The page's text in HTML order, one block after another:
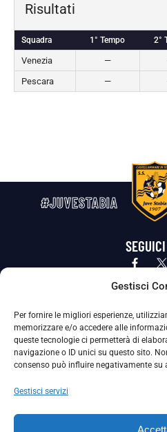
Gestisci
Per fornire le migliori esperienze,
memorizzare e/o accedere alle
queste tecnologie ci permetterà di
navigazione o ID unici su questo sito.
consenso può influire negativamente su
Gestisci servizi
Risultati
Squadra 1° Tempo 2°
Venezia —
Pescara
—
#JUVESTABIA
Privacy Policy Cookie
La Società ha nominato il Responsabile della Protezione dei Dati
adottate dalla nostra Società per
Per contattare il DPO